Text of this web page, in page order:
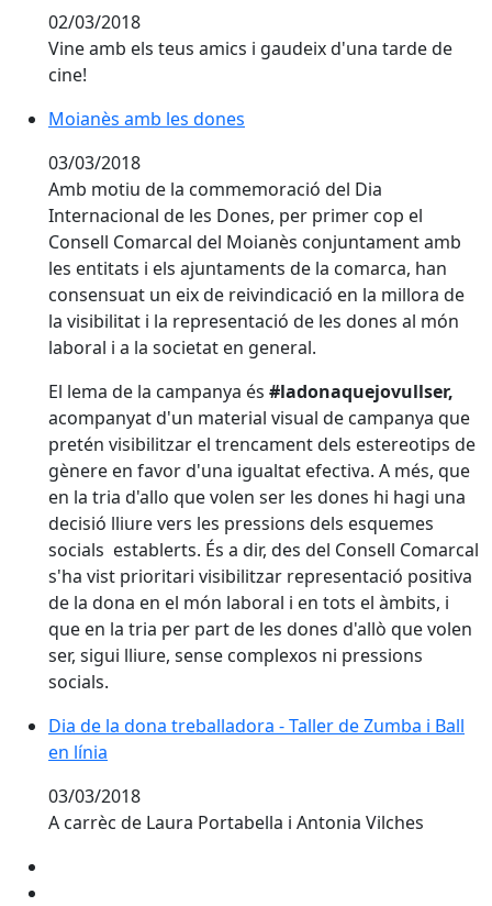
02/03/2018
Vine amb els teus amics i gaudeix d'una tarde de
cine!
Moianès amb les dones
Moianès amb les dones
03/03/2018
Amb motiu de la commemoració del Dia
Internacional de les Dones, per primer cop el
Consell Comarcal del Moianès conjuntament amb
les entitats i els ajuntaments de la comarca, han
consensuat un eix de reivindicació en la millora de
la visibilitat i la representació de les dones al món
laboral i a la societat en general.
El lema de la campanya és #ladonaquejovullser,
acompanyat d'un material visual de campanya que
pretén visibilitzar el trencament dels estereotips de
gènere en favor d'una igualtat efectiva. A més, que
en la tria d'allo que volen ser les dones hi hagi una
decisió lliure vers les pressions dels esquemes
socials establerts. És a dir, des del Consell Comarcal
s'ha vist prioritari visibilitzar representació positiva
de la dona en el món laboral i en tots el àmbits, i
que en la tria per part de les dones d'allò que volen
ser, sigui lliure, sense complexos ni pressions
socials.
Dia de la dona treballadora - Taller de Zumba i Ball
Dia de la dona treballadora - Taller de Zumba i Ball
en línia
03/03/2018
A carrèc de Laura Portabella i Antonia Vilches